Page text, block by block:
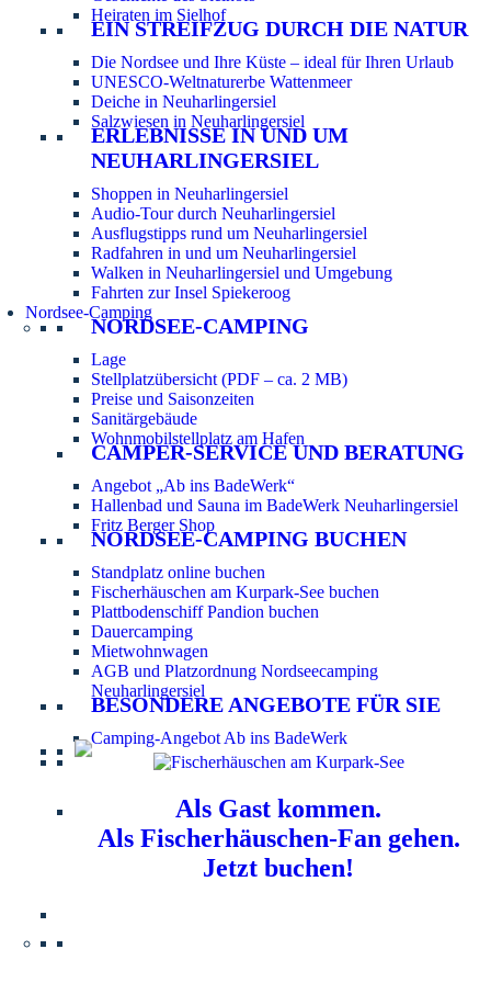
Heiraten im Sielhof
EIN STREIFZUG DURCH DIE NATUR
Die Nordsee und Ihre Küste – ideal für Ihren Urlaub
UNESCO-Weltnaturerbe Wattenmeer
Deiche in Neuharlingersiel
Salzwiesen in Neuharlingersiel
ERLEBNISSE IN UND UM
NEUHARLINGERSIEL
Shoppen in Neuharlingersiel
Audio-Tour durch Neuharlingersiel
Ausflugstipps rund um Neuharlingersiel
Radfahren in und um Neuharlingersiel
Walken in Neuharlingersiel und Umgebung
Fahrten zur Insel Spiekeroog
Nordsee-Camping
NORDSEE-CAMPING
Lage
Stellplatzübersicht (PDF – ca. 2 MB)
Preise und Saisonzeiten
Sanitärgebäude
Wohnmobilstellplatz am Hafen
CAMPER-SERVICE UND BERATUNG
Angebot „Ab ins BadeWerk“
Hallenbad und Sauna im BadeWerk Neuharlingersiel
Fritz Berger Shop
NORDSEE-CAMPING BUCHEN
Standplatz online buchen
Fischerhäuschen am Kurpark-See buchen
Plattbodenschiff Pandion buchen
Dauercamping
Mietwohnwagen
AGB und Platzordnung Nordseecamping
Neuharlingersiel
BESONDERE ANGEBOTE FÜR SIE
Camping-Angebot Ab ins BadeWerk
Als Gast kommen.
Als Fischerhäuschen-Fan gehen.
Jetzt buchen!